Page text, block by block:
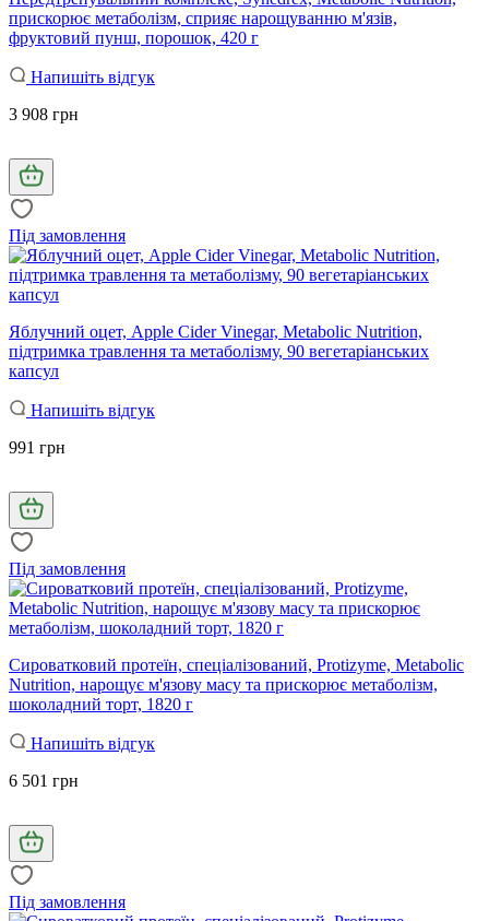
прискорює метаболізм, сприяє нарощуванню м'язів,
фруктовий пунш, порошок, 420 г
Напишіть відгук
3 908 грн
Під замовлення
Яблучний оцет, Apple Cider Vinegar, Metabolic Nutrition,
підтримка травлення та метаболізму, 90 вегетаріанських
капсул
Напишіть відгук
991 грн
Під замовлення
Сироватковий протеїн, спеціалізований, Protizyme, Metabolic
Nutrition, нарощує м'язову масу та прискорює метаболізм,
шоколадний торт, 1820 г
Напишіть відгук
6 501 грн
Під замовлення